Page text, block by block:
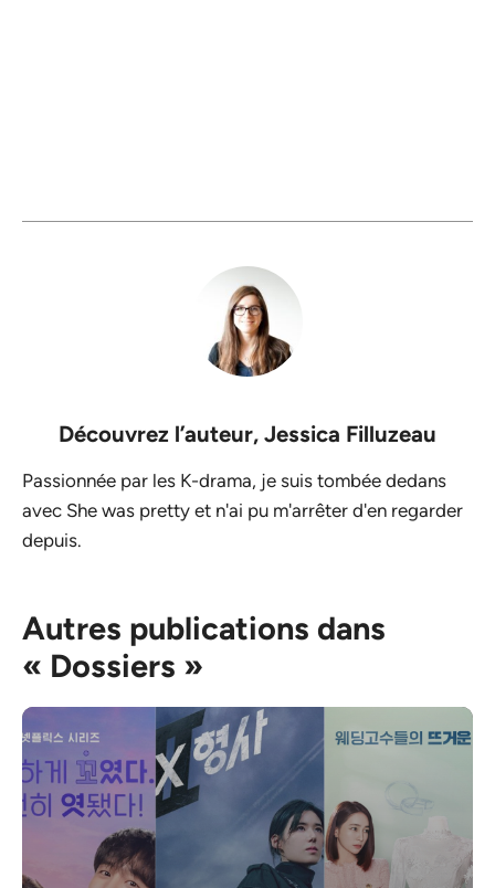
Découvrez l’auteur, Jessica Filluzeau
Passionnée par les K-drama, je suis tombée dedans
avec She was pretty et n'ai pu m'arrêter d'en regarder
depuis.
Autres publications dans
« Dossiers »